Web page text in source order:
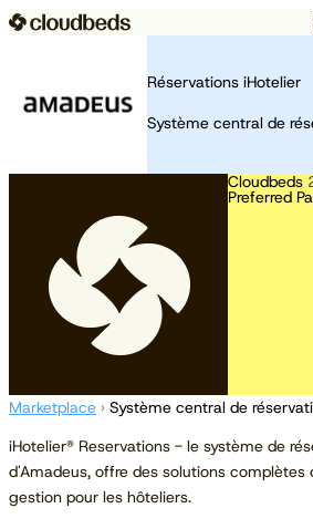
Réservations iHotelier
Système central de
Cloudbeds
Preferred
Marketplace › Système central de
iHotelier® Reservations - le système de
d'Amadeus, offre des solutions
gestion pour les hôteliers.